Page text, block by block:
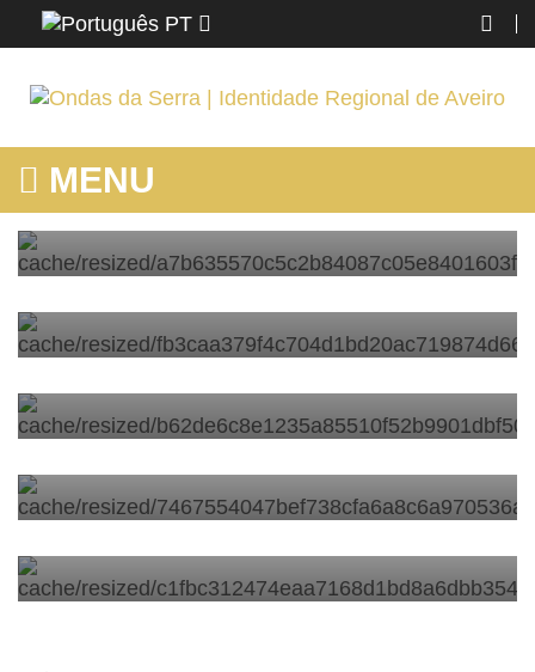
PT
MENU
CAMINO DE HIERRO DE LA
VERTIGINOSOS
FELIZ
VISTA DO DOURO E ARTE RUPESTRE
RURAL COM REFÚGIO NA NATUREZA